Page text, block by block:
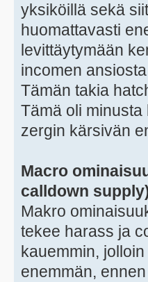
yksiköillä sekä
huomattavasti
levittäytymään
incomen
Tämän takia
Tämä oli
zergin kärsivän
Macro
calldown
Makro
tekee harass ja
kauemmin,
enemmän,